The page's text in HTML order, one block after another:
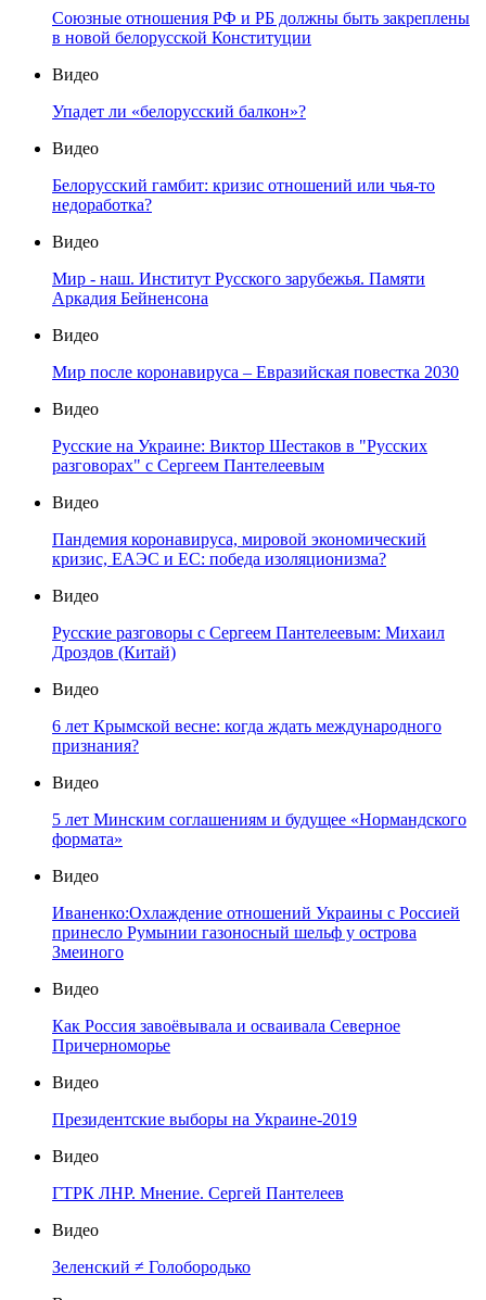
Союзные отношения РФ и РБ должны быть закреплены
в новой белорусской Конституции
Видео
Упадет ли «белорусский балкон»?
Видео
Белорусский гамбит: кризис отношений или чья-то
недоработка?
Видео
Мир - наш. Институт Русского зарубежья. Памяти
Аркадия Бейненсона
Видео
Мир после коронавируса – Евразийская повестка 2030
Видео
Русские на Украине: Виктор Шестаков в "Русских
разговорах" с Сергеем Пантелеевым
Видео
Пандемия коронавируса, мировой экономический
кризис, ЕАЭС и ЕС: победа изоляционизма?
Видео
Русские разговоры с Сергеем Пантелеевым: Михаил
Дроздов (Китай)
Видео
6 лет Крымской весне: когда ждать международного
признания?
Видео
5 лет Минским соглашениям и будущее «Нормандского
формата»
Видео
Иваненко:Охлаждение отношений Украины с Россией
принесло Румынии газоносный шельф у острова
Змеиного
Видео
Как Россия завоёвывала и осваивала Северное
Причерноморье
Видео
Президентские выборы на Украине-2019
Видео
ГТРК ЛНР. Мнение. Сергей Пантелеев
Видео
Зеленский ≠ Голобородько